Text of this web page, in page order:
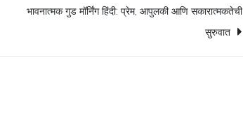
भावनात्मक गुड मॉर्निंग हिंदी: प्रेम, आपुलकी आणि सकारात्मकतेची
सुरुवात